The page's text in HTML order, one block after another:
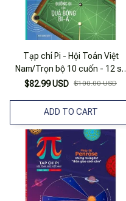
Tạp chí Pi - Hội Toán Việt
Nam/Trọn bộ 10 cuốn - 12 số
năm 2022
$82.99 USD $100.00 USD
ADD TO CART